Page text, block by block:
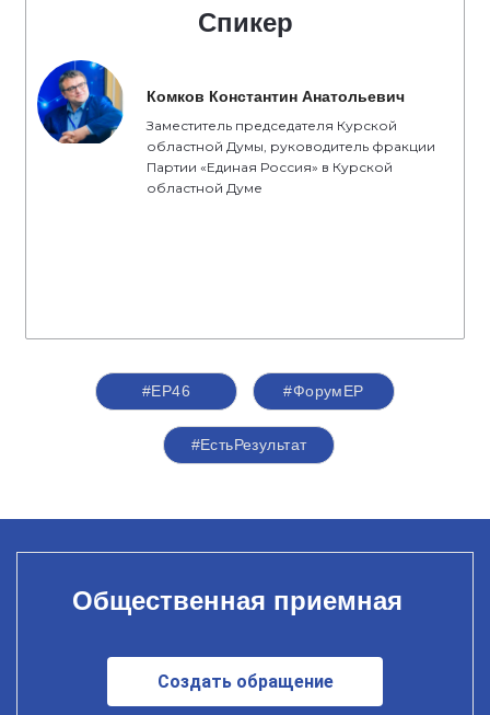
Спикер
Комков Константин Анатольевич
Заместитель председателя Курской
областной Думы, руководитель фракции
Партии «Единая Россия» в Курской
областной Думе
#ЕР46 #ФорумЕР
#ЕстьРезультат
Общественная приемная
Создать обращение